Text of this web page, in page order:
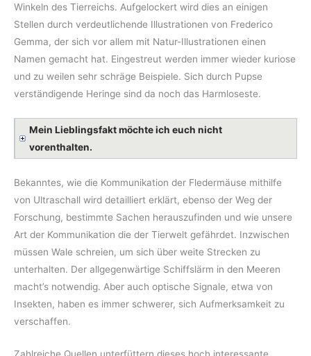
Winkeln des Tierreichs. Aufgelockert wird dies an einigen
Stellen durch verdeutlichende Illustrationen von Frederico
Gemma, der sich vor allem mit Natur-Illustrationen einen
Namen gemacht hat. Eingestreut werden immer wieder kuriose
und zu weilen sehr schräge Beispiele. Sich durch Pupse
verständigende Heringe sind da noch das Harmloseste.
Mein Lieblingsfakt möchte ich euch nicht
vorenthalten.
Bekanntes, wie die Kommunikation der Fledermäuse mithilfe
von Ultraschall wird detailliert erklärt, ebenso der Weg der
Forschung, bestimmte Sachen herauszufinden und wie unsere
Art der Kommunikation die der Tierwelt gefährdet. Inzwischen
müssen Wale schreien, um sich über weite Strecken zu
unterhalten. Der allgegenwärtige Schiffslärm in den Meeren
macht’s notwendig. Aber auch optische Signale, etwa von
Insekten, haben es immer schwerer, sich Aufmerksamkeit zu
verschaffen.
Zahlreiche Quellen unterfüttern dieses hoch interessante